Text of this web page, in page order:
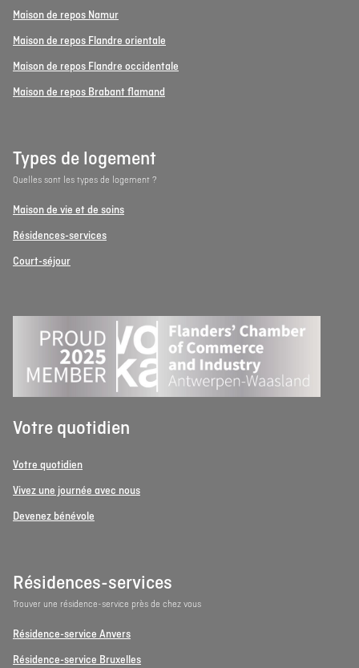
Maison de repos Namur
Maison de repos Flandre orientale
Maison de repos Flandre occidentale
Maison de repos Brabant flamand
Types de logement
Quelles sont les types de logement ?
Maison de vie et de soins
Résidences-services
Court-séjour
Votre quotidien
Votre quotidien
Vivez une journée avec nous
Devenez bénévole
Résidences-services
Trouver une résidence-service près de chez vous
Résidence-service Anvers
Résidence-service Bruxelles